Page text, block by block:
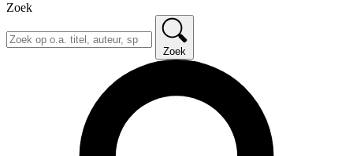
Zoek
Zoek